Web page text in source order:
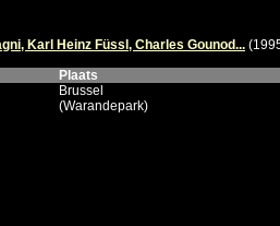
Karl Heinz Füssl, Charles Gounod...
Plaats
Brussel
(Warandepark)